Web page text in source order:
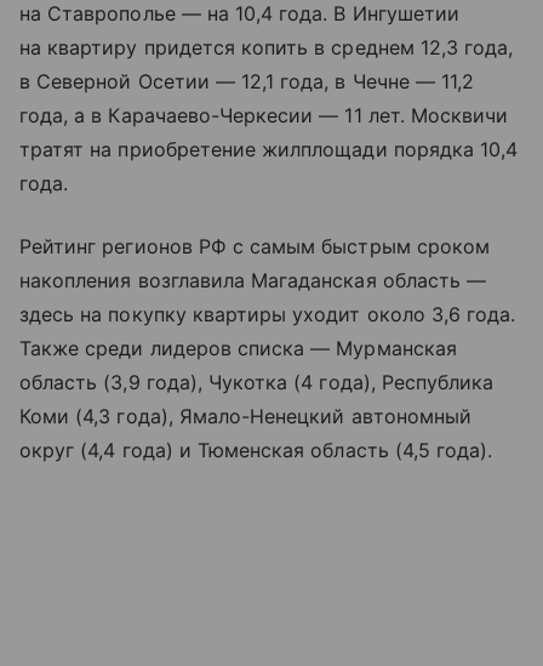
на Ставрополье — на 10,4 года. В Ингушетии
на квартиру придется копить в среднем 12,3 года,
в Северной Осетии — 12,1 года, в Чечне — 11,2
года, а в Карачаево-Черкесии — 11 лет. Москвичи
тратят на приобретение жилплощади порядка 10,4
года.
Рейтинг регионов РФ с самым быстрым сроком
накопления возглавила Магаданская область —
здесь на покупку квартиры уходит около 3,6 года.
Также среди лидеров списка — Мурманская
область (3,9 года), Чукотка (4 года), Республика
Коми (4,3 года), Ямало-Ненецкий автономный
округ (4,4 года) и Тюменская область (4,5 года).